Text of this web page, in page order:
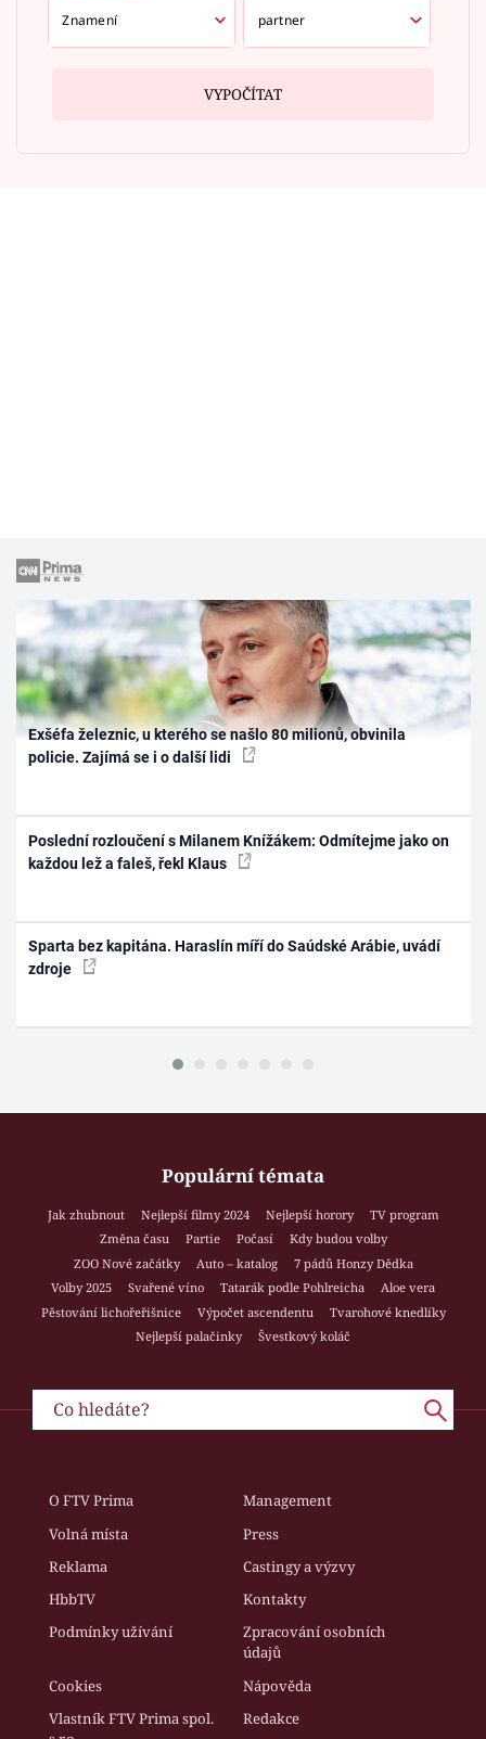
VYPOČÍTAT
Exšéfa železnic, u kterého se našlo 80 milionů, obvinila
policie. Zajímá se i o další lidi
Poslední rozloučení s Milanem Knížákem: Odmítejme jako on
každou lež a faleš, řekl Klaus
Sparta bez kapitána. Haraslín míří do Saúdské Arábie, uvádí
zdroje
Populární témata
Jak zhubnout Nejlepší filmy 2024 Nejlepší horory
TV program
Změna času
Partie Počasí
Kdy budou volby
ZOO Nové začátky
Auto – katalog
7 pádů Honzy Dědka
Volby 2025
Svařené víno Tatarák podle Pohlreicha
Aloe vera
Pěstování lichořeřišnice
Výpočet ascendentu
Tvarohové knedlíky
Nejlepší palačinky
Švestkový koláč
O FTV Prima
Management
Volná místa
Press
Reklama
Castingy a výzvy
HbbTV
Kontakty
Podmínky užívání
Zpracování osobních
údajů
Cookies
Nápověda
Vlastník FTV Prima spol.
Redakce